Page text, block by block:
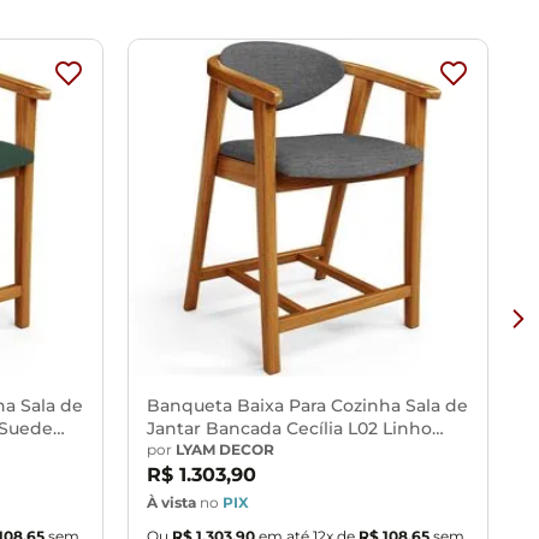
desengordurantes, álcool ou solvente.
de cores do seu monitor.
de recebimento.
por subir escadas/elevadores ou pelo
corredores de sua residência.
Sala de
Banqueta Baixa Para Cozinha Sala de
Jantar Bancada Cecília L02 Linho
Cinza Escuro - Lyam Decor
por LYAM DECOR
R$ 1.303,90
À vista no PIX